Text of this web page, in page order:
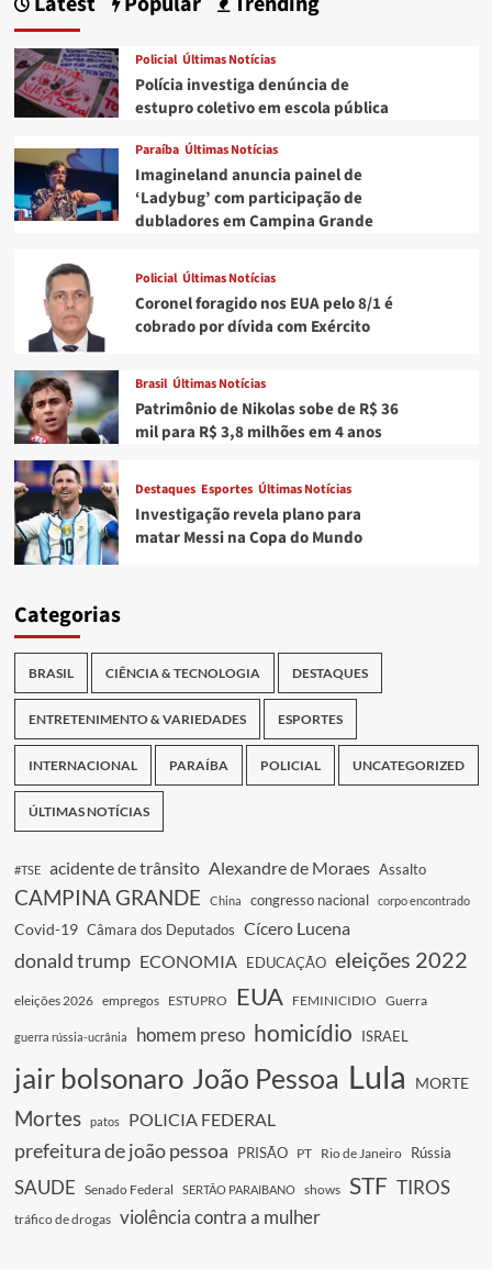
Policial Últimas Notícias
Polícia investiga denúncia de
estupro coletivo em escola pública
Paraíba Últimas Notícias
Imagineland anuncia painel de
‘Ladybug’ com participação de
dubladores em Campina Grande
Policial Últimas Notícias
Coronel foragido nos EUA pelo 8/1 é
cobrado por dívida com Exército
Brasil Últimas Notícias
Patrimônio de Nikolas sobe de R$ 36
mil para R$ 3,8 milhões em 4 anos
Destaques Esportes Últimas Notícias
Investigação revela plano para
matar Messi na Copa do Mundo
Categorias
BRASIL CIÊNCIA & TECNOLOGIA DESTAQUES
ENTRETENIMENTO & VARIEDADES ESPORTES
INTERNACIONAL PARAÍBA POLICIAL UNCATEGORIZED
ÚLTIMAS NOTÍCIAS
#TSE acidente de trânsito Alexandre de Moraes Assalto
CAMPINA GRANDE China congresso nacional corpo encontrado
Covid-19 Câmara dos Deputados Cícero Lucena
donald trump ECONOMIA EDUCAÇÃO eleições 2022
eleições 2026 empregos ESTUPRO EUA FEMINICIDIO Guerra
guerra rússia-ucrânia homem preso homicídio ISRAEL
jair bolsonaro João Pessoa Lula MORTE
Mortes patos POLICIA FEDERAL
prefeitura de joão pessoa PRISÃO PT Rio de Janeiro Rússia
SAUDE Senado Federal SERTÃO PARAIBANO shows STF TIROS
tráfico de drogas violência contra a mulher